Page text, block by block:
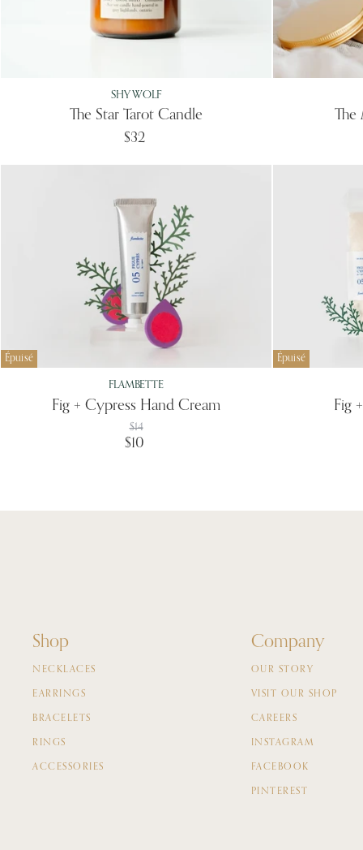
SHY WOLF
The Star Tarot Candle
$32
Épuisé
FLAMBETTE
Fig + Cypress Hand Cream
Prix
d'origine
$14
Prix
$10
Épuisé
Fig
Shop
NECKLACES
EARRINGS
BRACELETS
RINGS
ACCESSORIES
Company
OUR STORY
VISIT OUR SHOP
CAREERS
INSTAGRAM
FACEBOOK
PINTEREST